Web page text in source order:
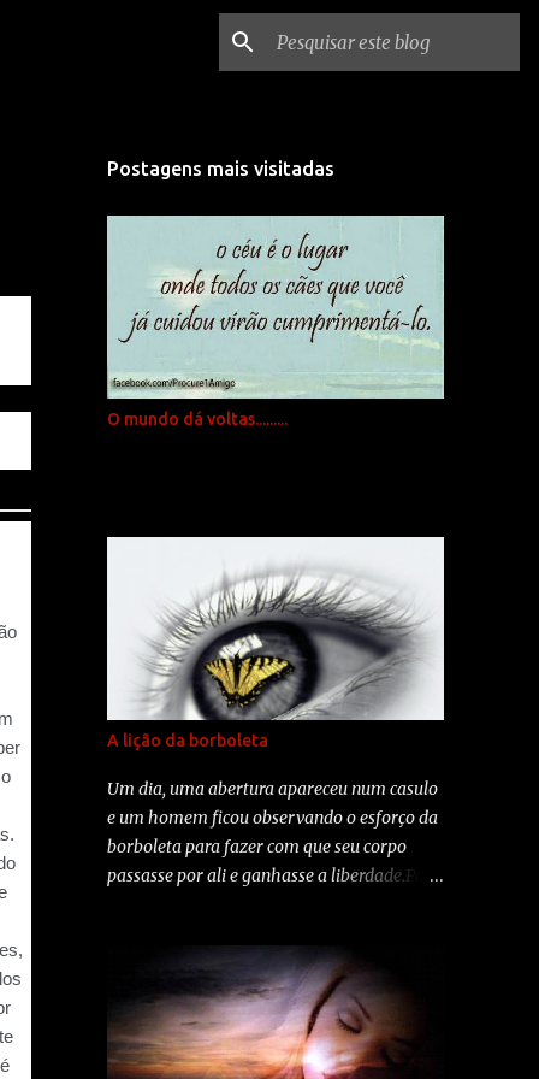
Postagens mais visitadas
O mundo dá voltas.........
A lição da borboleta
Um dia, uma abertura apareceu num casulo
e um homem ficou observando o esforço da
borboleta para fazer com que seu corpo
passasse por ali e ganhasse a liberdade.Por
homem decidiu ajudar e, com uma tesoura
cortou delicadamente o casulo.A borboleta
saiu facilmente.Mas, seu corpo era pequeno
e as assas amassadas. O homem continuou